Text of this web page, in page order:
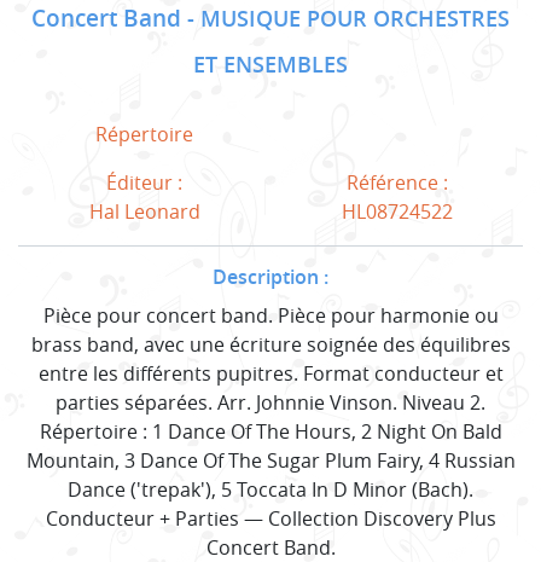
Concert Band
MUSIQUE POUR ORCHESTRES
ET ENSEMBLES
Répertoire
Éditeur :
Hal Leonard
Référence :
HL08724522
Description :
Pièce pour concert band. Pièce pour harmonie ou
brass band, avec une écriture soignée des équilibres
entre les différents pupitres. Format conducteur et
parties séparées. Arr. Johnnie Vinson. Niveau 2.
Répertoire : 1 Dance Of The Hours, 2 Night On Bald
Mountain, 3 Dance Of The Sugar Plum Fairy, 4 Russian
Dance ('trepak'), 5 Toccata In D Minor (Bach).
Conducteur + Parties — Collection Discovery Plus
Concert Band.